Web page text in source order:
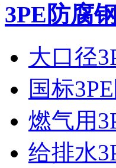
3PE防腐
大口径
国标
燃气用
给排水